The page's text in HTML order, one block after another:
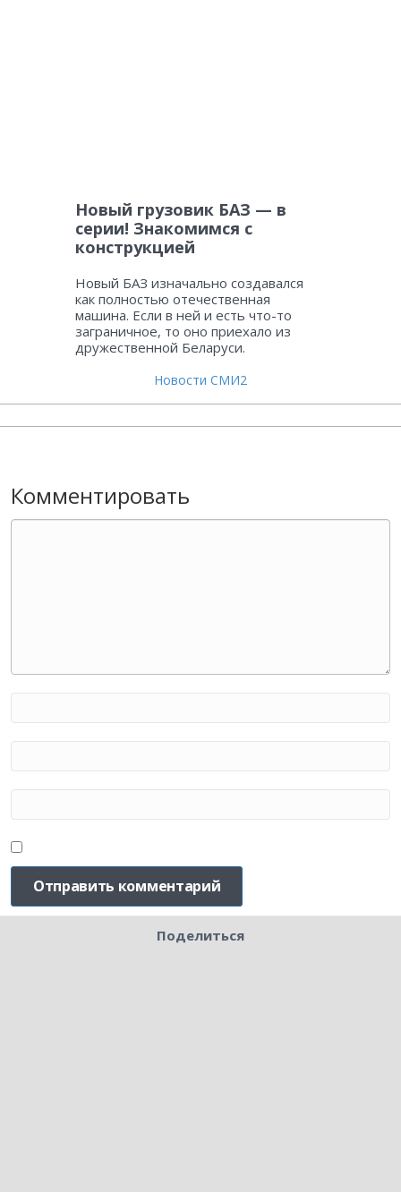
Новый грузовик БАЗ — в
серии! Знакомимся с
конструкцией
Новый БАЗ изначально создавался
как полностью отечественная
машина. Если в ней и есть что-то
заграничное, то оно приехало из
дружественной Беларуси.
Новости СМИ2
Комментировать
Поделиться